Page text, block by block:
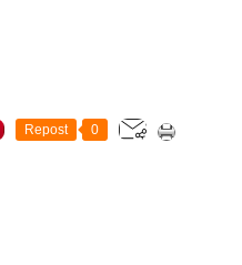
Repost 0